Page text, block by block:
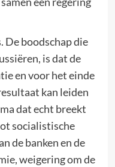
De boodschap die
is dat de
en voor het einde
kan leiden
dat echt breekt
socialistische
de banken en de
weigering om de